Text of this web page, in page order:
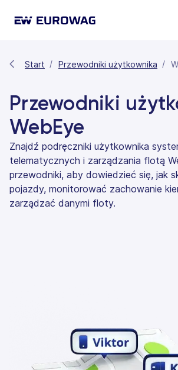
Start Przewodniki użytkownika
Przewodniki
WebEye
Znajdź podręczniki użytkownika
telematycznych i zarządzania flotą
przewodniki, aby dowiedzieć się, jak
pojazdy, monitorować zachowanie
zarządzać danymi floty.